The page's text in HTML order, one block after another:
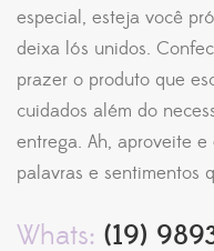
especial, esteja você
deixa lós unidos.
prazer o produto que
cuidados além do
entrega. Ah, aproveite
palavras e sentimentos
Whats: (19)